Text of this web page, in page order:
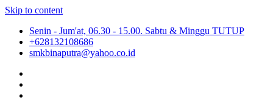
Skip to content
Senin - Jum'at, 06.30 - 15.00. Sabtu & Minggu TUTUP
+628132108686
smkbinaputra@yahoo.co.id